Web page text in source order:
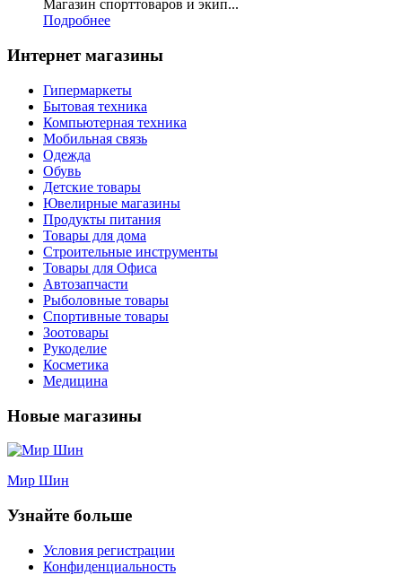
Магазин спорттоваров и экип...
Подробнее
Интернет магазины
Гипермаркеты
Бытовая техника
Компьютерная техника
Мобильная связь
Одежда
Обувь
Детские товары
Ювелирные магазины
Продукты питания
Товары для дома
Строительные инструменты
Товары для Офиса
Автозапчасти
Рыболовные товары
Спортивные товары
Зоотовары
Рукоделие
Косметика
Медицина
Новые магазины
Мир Шин
Узнайте больше
Условия регистрации
Конфиденциальность